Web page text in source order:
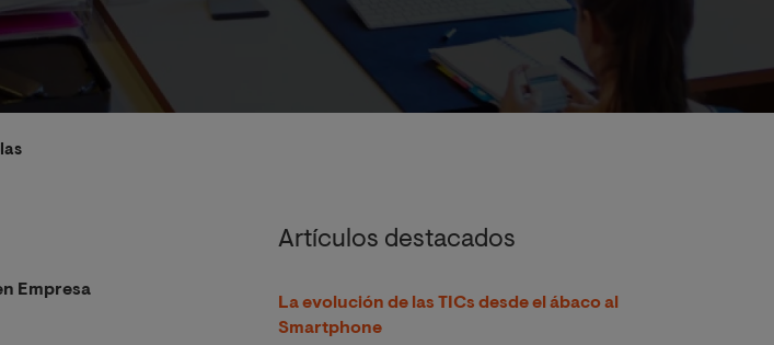
Empresa
Artículos destacados
La evolución de las TICs desde el ábaco al
Smartphone